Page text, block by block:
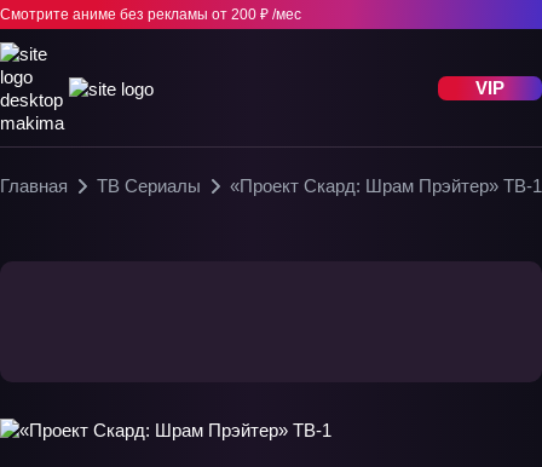
Смотрите аниме без рекламы от 200 ₽ /мес
VIP
Главная ТВ Сериалы «Проект Скард: Шрам Прэйтер» ТВ-1